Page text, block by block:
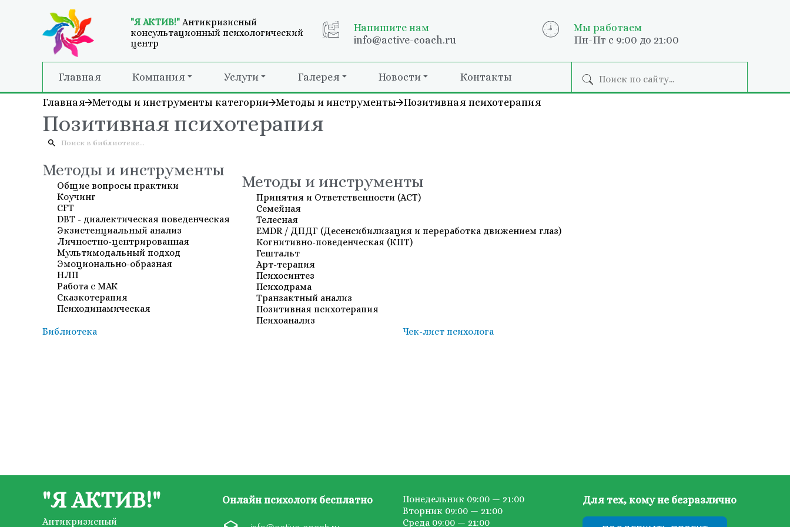
"Я АКТИВ!"Антикризисный
консультационный психологический
центр
Напишите нам
info@active-coach.ru
Мы работаем
Пн-Пт с 9:00 до 21:00
Главная Компания Услуги Галерея Новости Контакты
Главная Методы и инструменты категории Методы и инструменты Позитивная психотерапия
Позитивная психотерапия
Методы и инструменты
Общие вопросы практики
Коучинг
СFT
DBT - диалектическая поведенческая
Экзистенциальный анализ
Личностно-центрированная
Мультимодальный подход
Эмоционально-образная
НЛП
Работа с МАК
Сказкотерапия
Психодинамическая
Методы и инструменты
Принятия и Ответственности (АСТ)
Семейная
Телесная
EMDR / ДПДГ (Десенсибилизация и переработка движением глаз)
Когнитивно-поведенческая (КПТ)
Гештальт
Арт-терапия
Психосинтез
Психодрама
Транзактный анализ
Позитивная психотерапия
Психоанализ
Библиотека
Чек-лист психолога
"Я АКТИВ!"
Антикризисный
Онлайн психологи бесплатно
Понедельник 09:00 — 21:00
Вторник 09:00 — 21:00
Среда 09:00 — 21:00
Для тех, кому не безразлично